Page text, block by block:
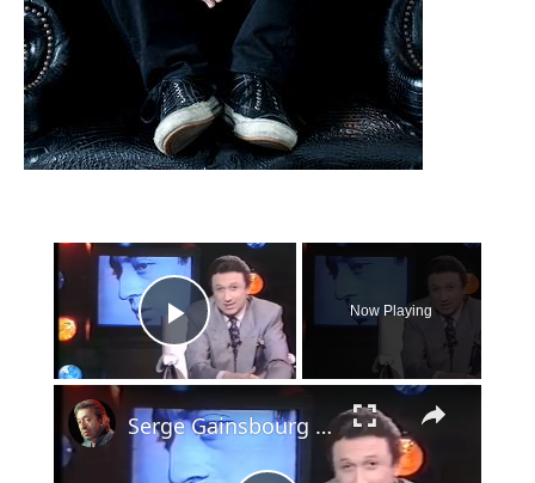
Play Video
Now Playing
Serge Gainsbourg - hommage - le chanteur - 1991